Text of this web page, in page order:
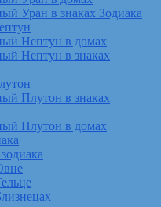
Уран в знаках Зодиака
Нептун в домах
Нептун в знаках
Плутон в знаках
Плутон в домах